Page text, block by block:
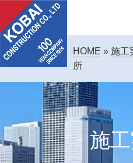
HOME » 施工
所
施